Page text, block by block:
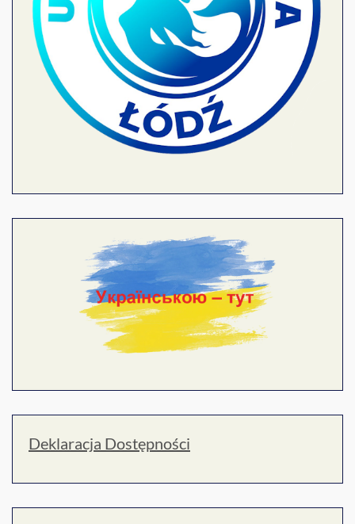
Deklaracja Dostępności